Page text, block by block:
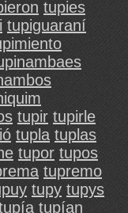
tupies
tupiguaraní
tupir tupirle
tupla tuplas
tupor tupos
tupremo
tupy tupys
tupían